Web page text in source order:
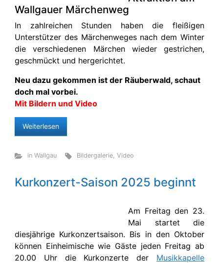
Wallgauer Märchenweg
In zahlreichen Stunden haben die fleißigen
Unterstützer des Märchenweges nach dem Winter
die verschiedenen Märchen wieder gestrichen,
geschmückt und hergerichtet.
Neu dazu gekommen ist der Räuberwald, schaut
doch mal vorbei.
Mit Bildern und Video
Weiterlesen
in Wallgau Bildergalerie,Video
Kurkonzert-Saison 2025 beginnt
Am Freitag den 23.
Mai startet die
diesjährige Kurkonzertsaison. Bis in den Oktober
können Einheimische wie Gäste jeden Freitag ab
20.00 Uhr die Kurkonzerte der Musikkapelle